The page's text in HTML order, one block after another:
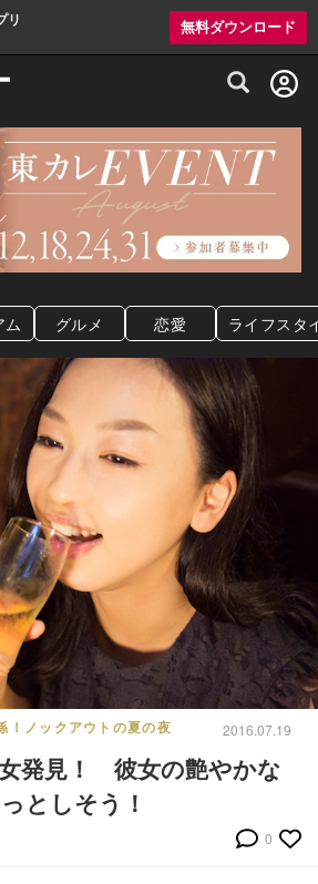
リ 無料ダウンロード
グルメ情報・プレミアムレストラン予約
グルメ 恋愛 ライフスタ
！ノックアウトの夏の夜 2016.07.19
発見！ 彼女の艶やかな
としそう！
0